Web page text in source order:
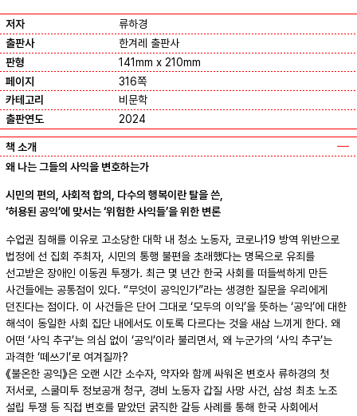
저자
류하경
출판사
한겨레 출판사
판형
141mm x 210mm
페이지
316쪽
카테고리
비문학
출판연도
2024
책 소개
왜 나는 그들의 사익을 변호하는가
시민의 편의, 사회적 합의, 다수의 행복이란 탈을 쓴,
‘허용된 공익’에 맞서는 ‘위험한 사익들’을 위한 변론
수업권 침해를 이유로 고소당한 대학 내 청소 노동자, 코로나19 방역 위반으로
법정에 선 집회 주최자, 시민의 통행 불편을 초래했다는 명목으로 유죄를
선고받은 장애인 이동권 투쟁가. 최근 몇 년간 한국 사회를 떠들썩하게 만든
사건들에는 공통점이 있다. “무엇이 공익인가”라는 생경한 질문을 우리에게
던진다는 점이다. 이 사건들은 단어 그대로 ‘모두의 이익’을 뜻하는 ‘공익’에 대한
해석이 동일한 사회 집단 내에서도 이토록 다르다는 것을 새삼 느끼게 한다. 왜
어떤 ‘사익 추구’는 의심 없이 ‘공익’이라 불리면서, 왜 누군가의 ‘사익 추구’는
과격한 ‘떼쓰기’로 여겨질까?
《불온한 공익》은 오랜 시간 소수자, 약자와 함께 싸워온 변호사 류하경의 첫
저서로, 스쿨미투 정보공개 청구, 경비 노동자 갑질 사망 사건, 삼성 최초 노조
설립 투쟁 등 직접 변호를 맡았던 굵직한 갈등 사례를 통해 한국 사회에서